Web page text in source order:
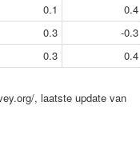
0.1
0.4
0.3
-0.3
0.3
0.4
, laatste update van